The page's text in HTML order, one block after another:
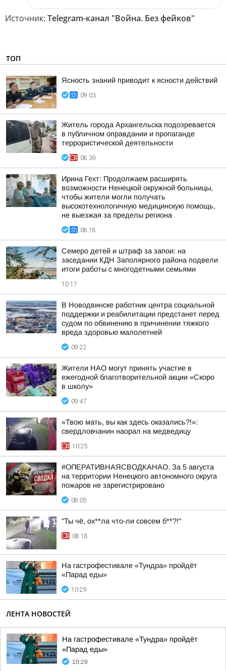
Источник: Telegram-канал "Война. Без фейков"
ТОП
Ясность знаний приводит к ясности действий
09:03
Житель города Архангельска подозревается
в публичном оправдании и пропаганде
террористической деятельности
08:39
Ирина Гехт: Продолжаем расширять
возможности Ненецкой окружной больницы,
чтобы жители могли получать
высокотехнологичную медицинскую помощь,
не выезжая за пределы региона
08:18
Семеро детей и штраф за запои: на
заседании КДН Заполярного района подвели
итоги работы с многодетными семьями
10:17
В Новодвинске работник центра социальной
поддержки и реабилитации предстанет перед
судом по обвинению в причинении тяжкого
вреда здоровью малолетней
09:22
Жители НАО могут принять участие в
ежегодной благотворительной акции «Скоро
в школу»
09:47
«Твою мать, вы как здесь оказались?!»:
свердловчанин наорал на медведицу
10:25
#ОПЕРАТИВНАЯСВОДКАНАО. За 5 августа
на территории Ненецкого автономного округа
пожаров не зарегистрировано
08:05
"Ты чё, ох**ла что-ли совсем б**?!"
08:18
На гастрофестивале «Тундра» пройдёт
«Парад еды»
10:29
ЛЕНТА НОВОСТЕЙ
На гастрофестивале «Тундра» пройдёт
«Парад еды»
10:29